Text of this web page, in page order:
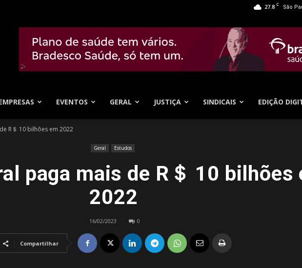
27.8 C São
EVENTOS GERAL JUSTIÇA SINDICAIS EDIÇÃO
R＄ 10 bilhões em 2022
Geral Estudos
paga mais de R＄ 10 bilhões
2022
16/02/2023 0
Compartilhar